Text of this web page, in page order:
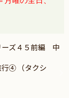
ーズ４５前編 中
④ （タクシ